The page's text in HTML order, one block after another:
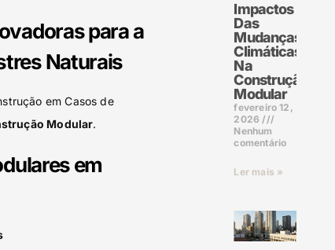
para a
Naturais
em Casos de
Modular.
em
Impactos
Das
Mudanças
Climáticas
Na
Construção
Modular
fevereiro 12,
2026
Nenhum
comentário
Ler mais »